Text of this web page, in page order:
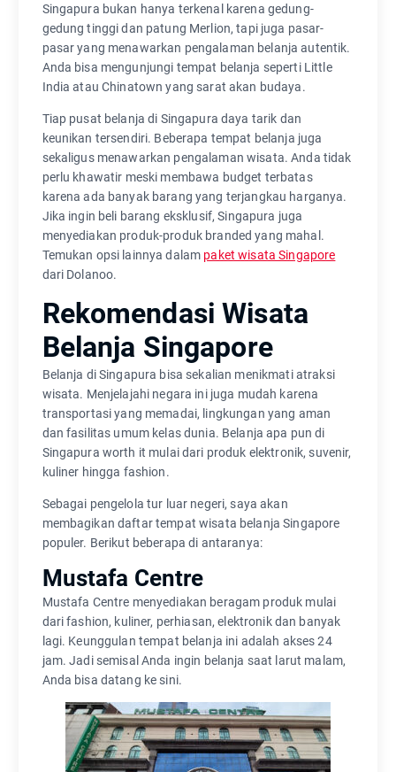
Singapura bukan hanya terkenal karena gedung-
gedung tinggi dan patung Merlion, tapi juga pasar-
pasar yang menawarkan pengalaman belanja autentik.
Anda bisa mengunjungi tempat belanja seperti Little
India atau Chinatown yang sarat akan budaya.
Tiap pusat belanja di Singapura daya tarik dan
keunikan tersendiri. Beberapa tempat belanja juga
sekaligus menawarkan pengalaman wisata. Anda tidak
perlu khawatir meski membawa budget terbatas
karena ada banyak barang yang terjangkau harganya.
Jika ingin beli barang eksklusif, Singapura juga
menyediakan produk-produk branded yang mahal.
Temukan opsi lainnya dalam paket wisata Singapore
dari Dolanoo.
Rekomendasi Wisata
Belanja Singapore
Belanja di Singapura bisa sekalian menikmati atraksi
wisata. Menjelajahi negara ini juga mudah karena
transportasi yang memadai, lingkungan yang aman
dan fasilitas umum kelas dunia. Belanja apa pun di
Singapura worth it mulai dari produk elektronik, suvenir,
kuliner hingga fashion.
Sebagai pengelola tur luar negeri, saya akan
membagikan daftar tempat wisata belanja Singapore
populer. Berikut beberapa di antaranya:
Mustafa Centre
Mustafa Centre menyediakan beragam produk mulai
dari fashion, kuliner, perhiasan, elektronik dan banyak
lagi. Keunggulan tempat belanja ini adalah akses 24
jam. Jadi semisal Anda ingin belanja saat larut malam,
Anda bisa datang ke sini.